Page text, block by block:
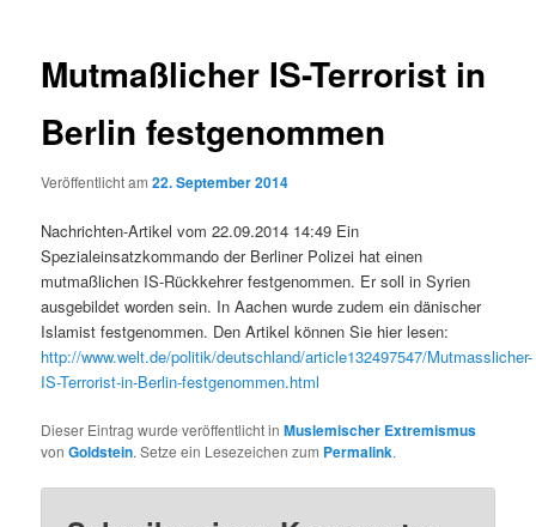
Mutmaßlicher IS-Terrorist in
Berlin festgenommen
Veröffentlicht am22. September 2014
Nachrichten-Artikel vom 22.09.2014 14:49 Ein
Spezialeinsatzkommando der Berliner Polizei hat einen
mutmaßlichen IS-Rückkehrer festgenommen. Er soll in Syrien
ausgebildet worden sein. In Aachen wurde zudem ein dänischer
Islamist festgenommen. Den Artikel können Sie hier lesen:
http://www.welt.de/politik/deutschland/article132497547/Mutmasslicher-
IS-Terrorist-in-Berlin-festgenommen.html
Dieser Eintrag wurde veröffentlicht inMuslemischer Extremismus
vonGoldstein. Setze ein Lesezeichen zum Permalink.